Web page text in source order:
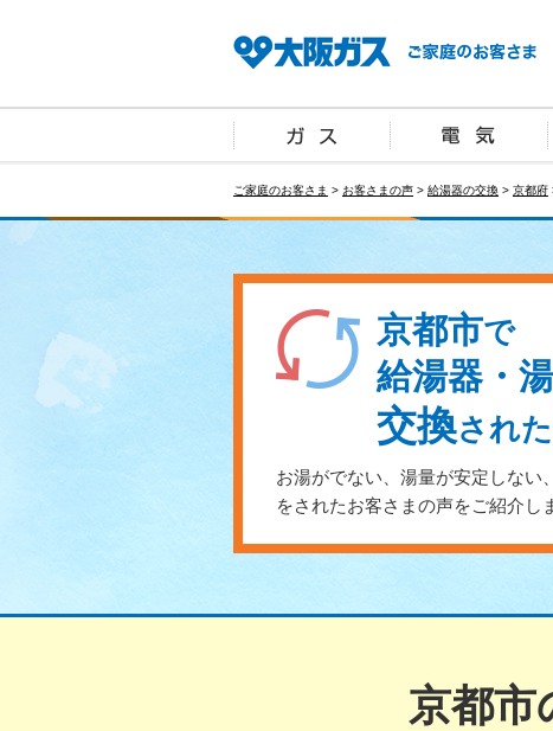
ご家庭のお客さま > お客さまの声 > 給湯器の交換 > 京都府
京都市で
給湯器・
交換された
お湯がでない、湯量が安定しない
をされたお客さまの声をご紹介し
京都市